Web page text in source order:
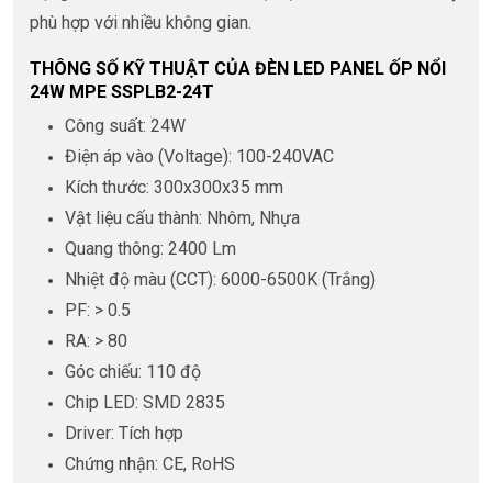
phù hợp với nhiều không gian.
THÔNG SỐ KỸ THUẬT CỦA ĐÈN LED PANEL ỐP NỔI
24W MPE SSPLB2-24T
Công suất: 24W
Điện áp vào (Voltage): 100-240VAC
Kích thước: 300x300x35 mm
Vật liệu cấu thành: Nhôm, Nhựa
Quang thông: 2400 Lm
Nhiệt độ màu (CCT): 6000-6500K (Trắng)
PF: > 0.5
RA: > 80
Góc chiếu: 110 độ
Chip LED: SMD 2835
Driver: Tích hợp
Chứng nhận: CE, RoHS